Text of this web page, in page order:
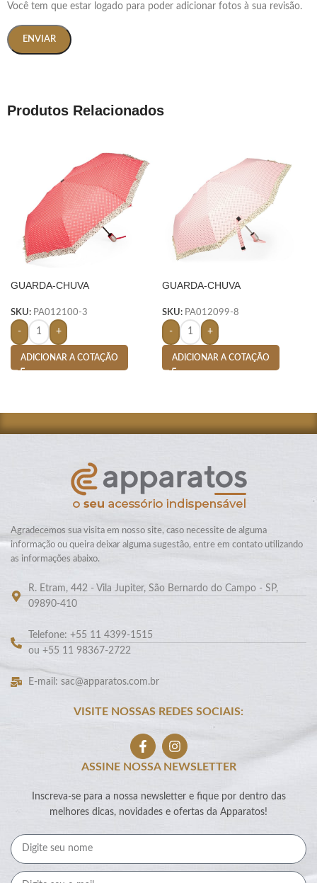
Você tem que estar logado para poder adicionar fotos à sua revisão.
Produtos Relacionados
GUARDA-CHUVA
SKU: PA012100-3
- +
ADICIONAR A COTAÇÃO
GUARDA-CHUVA
SKU: PA012099-8
- +
ADICIONAR A COTAÇÃO
Agradecemos sua visita em nosso site, caso necessite de alguma
informação ou queira deixar alguma sugestão, entre em contato utilizando
as informações abaixo.
R. Etram, 442 - Vila Jupiter, São Bernardo do Campo - SP,
09890-410
Telefone: +55 11 4399-1515
ou +55 11 98367-2722
E-mail: sac@apparatos.com.br
VISITE NOSSAS REDES SOCIAIS:
ASSINE NOSSA NEWSLETTER
Inscreva-se para a nossa newsletter e fique por dentro das
melhores dicas, novidades e ofertas da Apparatos!